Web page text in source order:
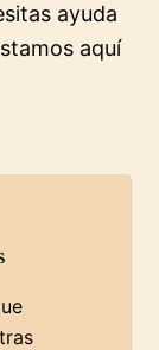
ayuda
aquí